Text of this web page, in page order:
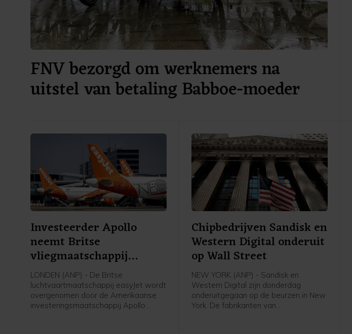
FNV bezorgd om werknemers na
uitstel van betaling Babboe-moeder
Investeerder Apollo
neemt Britse
vliegmaatschappij
easyJet over
LONDEN (ANP) - De Britse
luchtvaartmaatschappij easyJet wordt
overgenomen door de Amerikaanse
investeringsmaatschappij Apollo
Chipbedrijven Sandisk en
Western Digital onderuit
op Wall Street
NEW YORK (ANP) - Sandisk en
Western Digital zijn donderdag
onderuitgegaan op de beurzen in New
York. De fabrikanten van